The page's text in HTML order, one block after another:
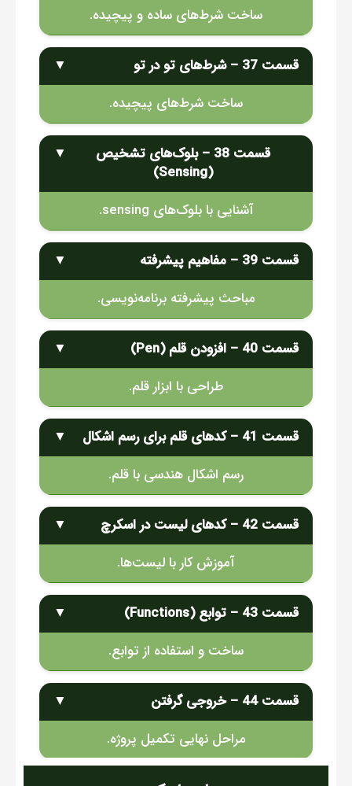
ساخت شرط‌های ساده و پیچیده.
قسمت 37 – شرط‌های تو در تو
▼
ساخت شرط‌های پیچیده.
قسمت 38 – بلوک‌های تشخیص
(Sensing)
▼
آشنایی با بلوک‌های sensing.
قسمت 39 – مفاهیم پیشرفته
▼
مباحث پیشرفته برنامه‌نویسی.
قسمت 40 – افزودن قلم (Pen)
▼
طراحی با ابزار قلم.
قسمت 41 – کدهای قلم برای رسم اشکال
▼
رسم اشکال هندسی با قلم.
قسمت 42 – کدهای لیست در اسکرچ
▼
آموزش کار با لیست‌ها.
قسمت 43 – توابع (Functions)
▼
ساخت و استفاده از توابع.
قسمت 44 – خروجی گرفتن
▼
مراحل نهایی تکمیل پروژه.